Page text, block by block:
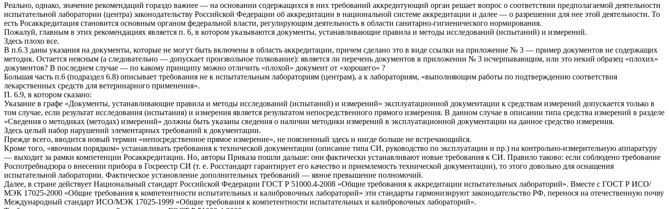
Реально, однако, значение рекомендаций гораздо важнее — на основании содержащихся в них требований аккредитующий орган решает вопрос о соответствии предполагаемой деятельности
испытательной лаборатории (центра) законодательству Российской Федерации об аккредитации в национальной системе аккредитации и далее — о разрешении для нее этой деятельности. То
есть Росаккредитация становится основным органом федеральной власти, регулирующим деятельность в области санитарно-гигиенического нормирования.
Пожалуй, главным в этих рекомендациях является п. 6, в котором указываются документы, устанавливающие правила и методы исследований (испытаний) и измерений.
Здесь плохо все.
В п.6.3 даны указания на документы, которые не могут быть включены в область аккредитации, причем сделано это в виде ссылки на приложение № 3 — пример документов не содержащих
методик. Остается неясным (а следовательно — допускает произвольное толкование): является ли перечень документов в приложении № 3 исчерпывающим, или это некий образец «плохих»
документов? В последнем случае — по какому принципу можно отличить «плохой» документ от «хорошего» ?
Большая часть п.6 (подраздел 6.8) описывает требования не к испытательным лабораториям (центрам), а к лабораториям, «выполняющим работы по подтверждению соответствия
лекарственных средств для ветеринарного применения».
П. 6.9, в котором сказано:
Указание в графе «Документы, устанавливающие правила и методы исследований (испытаний) и измерений» эксплуатационной документации к средствам измерений допускается только в
том случае, если результат исследования (испытания) и измерения является результатом непосредственного прямого измерения. В данном случае в описании типа средства измерений в разделе
«Сведения о методиках (методах) измерений» должны быть указаны сведения о наличии методики измерений в эксплуатационной документации на данное средство измерения.
Здесь целый набор нарушений элементарных требований к документации.
Прежде всего, вводится новый термин «непосредственное прямое измерение», не поясненный здесь и нигде больше не встречающийся.
Кроме того, «явочным порядком» устанавливать требования к технической документации (описание типа СИ, руководство по эксплуатации и пр.) на контрольно-измерительную аппаратуру
— выходит за рамки компетенции Росаккредитации. Но, авторы Приказа пошли дальше: они фактически устанавливают новые требования к СИ. Правило таково: если соблюдено требование
Роспотребнадзора о внесении прибора в Госреестр СИ (т. е. Росстандарт гарантирует его качество и приемлемость технической документации), то этого довольно для оснащения
испытательной лаборатории. Фактическое установление дополнительных требований — явное превышение полномочий.
Далее, в стране действует Национальный стандарт Российской Федерации ГОСТ Р 51000.4-2008 «Общие требования к аккредитации испытательных лабораторий». Вместе с ГОСТ Р ИСО/
МЭК 17025-2000 «Общие требования к компетентности испытательных и калибровочных лабораторий» эти стандарты гармонизируют законодательство РФ, перенося на отечественную почву
Международный стандарт ИСО/МЭК 17025-1999 «Общие требования к компетентности испытательных и калибровочных лабораторий».